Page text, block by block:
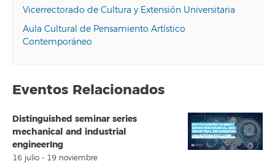
Vicerrectorado de Cultura y Extensión Universitaria
Aula Cultural de Pensamiento Artístico
Contemporáneo
Eventos Relacionados
Distinguished seminar series
mechanical and industrial
engineerIng
16 julio - 19 noviembre